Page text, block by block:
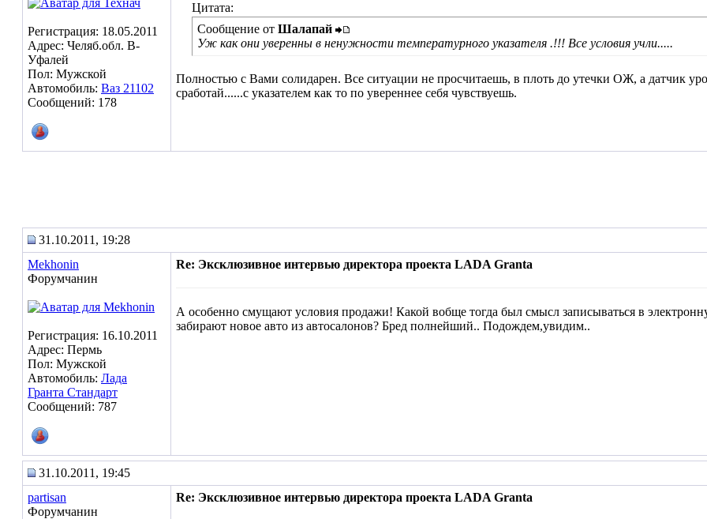
Регистрация: 18.05.2011
Адрес: Челяб.обл. В-
Уфалей
Пол: Мужской
Автомобиль: Ваз 21102
Сообщений: 178
Цитата:
Сообщение от Шалапай
Уж как они уверенны в ненужности температурного указателя .!!! Все условия учли.....
Полностью с Вами солидарен. Все ситуации не просчитаешь, в плоть до утечки ОЖ, а датчик
сработай......с указателем как то по увереннее себя чувствуешь.
31.10.2011, 19:28
Mekhonin
Форумчанин
Регистрация: 16.10.2011
Адрес: Пермь
Пол: Мужской
Автомобиль: Лада
Гранта Стандарт
Сообщений: 787
Re: Эксклюзивное интервью директора проекта LADA Granta
А особенно смущают условия продажи! Какой вобще тогда был смысл записываться в
забирают новое авто из автосалонов? Бред полнейший.. Подождем,увидим..
31.10.2011, 19:45
partisan
Форумчанин
Re: Эксклюзивное интервью директора проекта LADA Granta